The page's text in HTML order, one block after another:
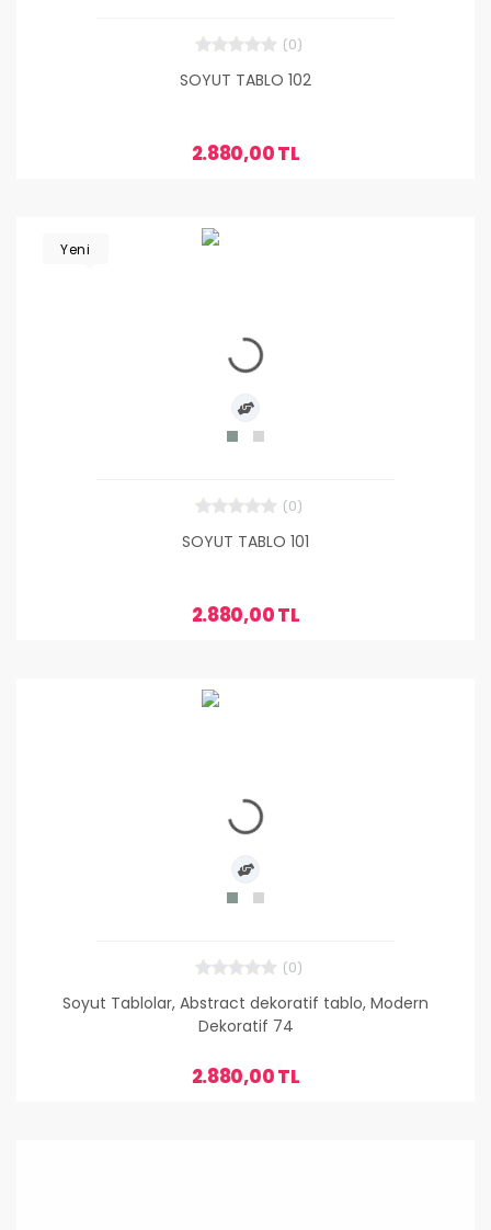
(0)
SOYUT TABLO 102
2.880,00 TL
Yeni
(0)
SOYUT TABLO 101
2.880,00 TL
(0)
Soyut Tablolar, Abstract dekoratif tablo, Modern
Dekoratif 74
2.880,00 TL